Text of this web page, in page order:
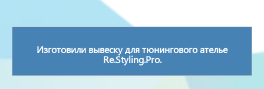
Изготовили вывеску для тюнингового ателье
Re.Styling.Pro.